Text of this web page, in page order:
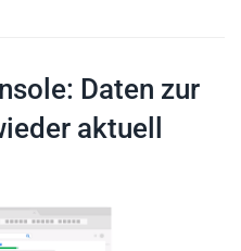
Daten zur
aktuell